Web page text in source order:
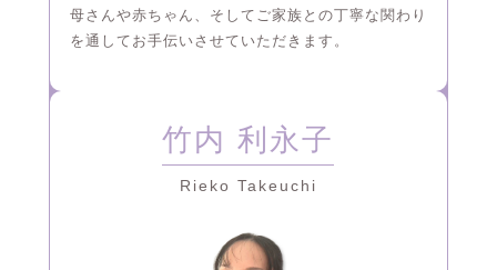
母さんや赤ちゃん、そしてご家族との丁寧な関わり
を通してお手伝いさせていただきます。
竹内 利永子
Rieko Takeuchi